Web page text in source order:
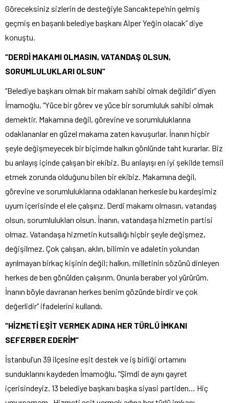
Göreceksiniz sizlerin de desteğiyle Sancaktepe’nin gelmiş
geçmiş en başarılı belediye başkanı Alper Yeğin olacak” diye
konuştu.
“DERDİ MAKAMI OLMASIN, VATANDAŞ OLSUN,
SORUMLULUKLARI OLSUN”
“Belediye başkanı olmak bir makam sahibi olmak değildir” diyen
İmamoğlu, “Yüce bir görev ve yüce bir sorumluluk sahibi olmak
demektir. Makamına değil, görevine ve sorumluluklarına
odaklananlar en güzel makama zaten kavuşurlar. İnanın hiçbir
şeyle değişmeyecek bir biçimde halkın gönlünde taht kurarlar. Biz
bu anlayış içinde çalışan bir ekibiz. Bu anlayışı en iyi şekilde temsil
etmek zorunda olduğunu bilen bir ekibiz. Makamına değil,
görevine ve sorumluluklarına odaklanan herkesle bu kardeşimiz
uyum içerisinde el ele çalışırız. Derdi makamı olmasın, vatandaş
olsun, sorumlulukları olsun. İnanın, vatandaşa hizmetin partisi
olmaz. Vatandaşa hizmetin kutsallığı hiçbir şeyle değişmez,
değişilmez. Çok çalışan, aklın, bilimin ve adaletin yolundan
ayrılmayan birkaç kişinin değil; halkın, milletinin sözünü dinleyen
herkes de ben gönülden çalışırım. Onunla beraber yol yürürüm.
İnanın böyle davranan herkes benim gözünde birdir ve çok
değerlidir” ifadelerini kullandı.
“HİZMETİ EŞİT VERMEK ADINA HER TÜRLÜ İMKANI
SEFERBER EDERİM”
İstanbul’un 39 ilçesine eşit destek ve iş birliği ortamını
sunduklarını kaydeden İmamoğlu, “Şimdi de aynı gayret
içerisindeyiz. 13 belediye başkanı başka siyasi partiden… Hiç